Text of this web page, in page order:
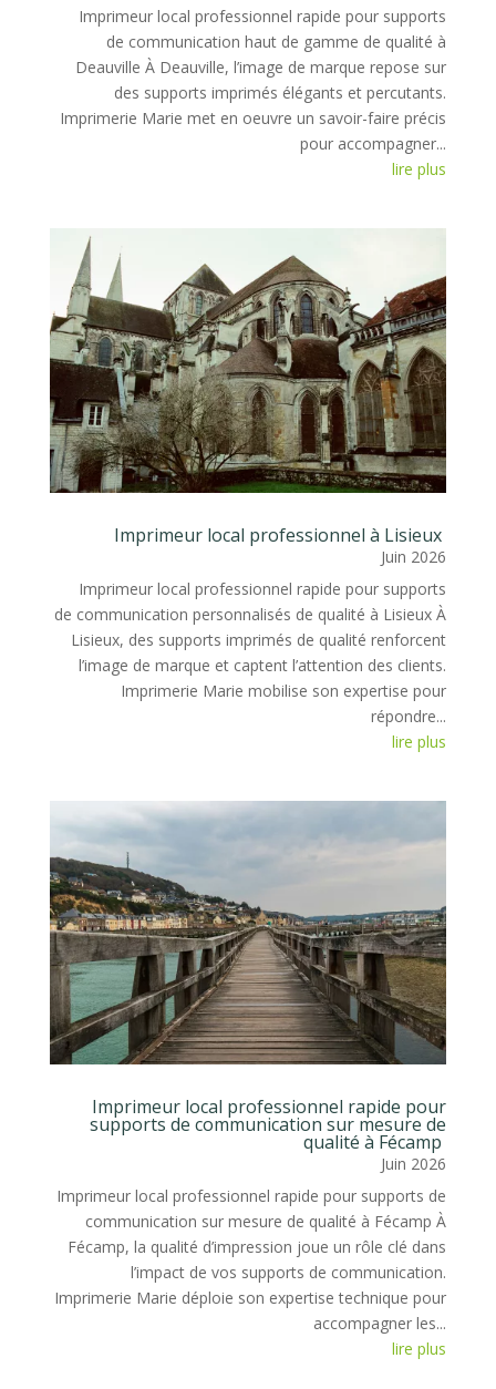
Imprimeur local professionnel rapide pour supports
de communication haut de gamme de qualité à
Deauville À Deauville, l’image de marque repose sur
des supports imprimés élégants et percutants.
Imprimerie Marie met en oeuvre un savoir-faire précis
pour accompagner...
lire plus
Imprimeur local professionnel à Lisieux
Juin 2026
Imprimeur local professionnel rapide pour supports
de communication personnalisés de qualité à Lisieux À
Lisieux, des supports imprimés de qualité renforcent
l’image de marque et captent l’attention des clients.
Imprimerie Marie mobilise son expertise pour
répondre...
lire plus
Imprimeur local professionnel rapide pour
supports de communication sur mesure de
qualité à Fécamp
Juin 2026
Imprimeur local professionnel rapide pour supports de
communication sur mesure de qualité à Fécamp À
Fécamp, la qualité d’impression joue un rôle clé dans
l’impact de vos supports de communication.
Imprimerie Marie déploie son expertise technique pour
accompagner les...
lire plus